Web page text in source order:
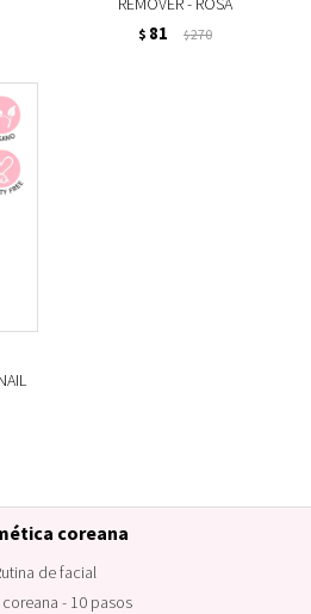
$ 81 $270
coreana
de facial
coreana - 10 pasos